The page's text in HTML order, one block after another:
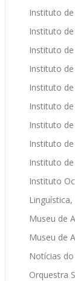
Instituto
Instituto de
Instituto de
Instituto
Instituto
Instituto
Instituto
Instituto
Instituto
Instituto
Museu de
Museu de
Notícias
Orquestra